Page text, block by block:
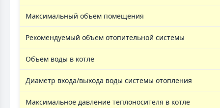
Максимальный объем помещения
Рекомендуемый объем отопительной системы
Объем воды в котле
Диаметр входа/выхода воды системы отопления
Максимальное давление теплоносителя в котле